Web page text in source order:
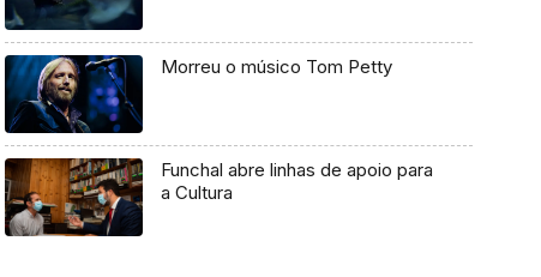
Morreu o músico Tom Petty
Funchal abre linhas de apoio para
a Cultura